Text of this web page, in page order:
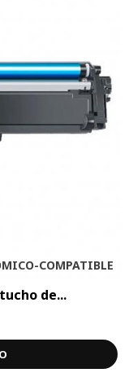
COMPATIBLE
de...